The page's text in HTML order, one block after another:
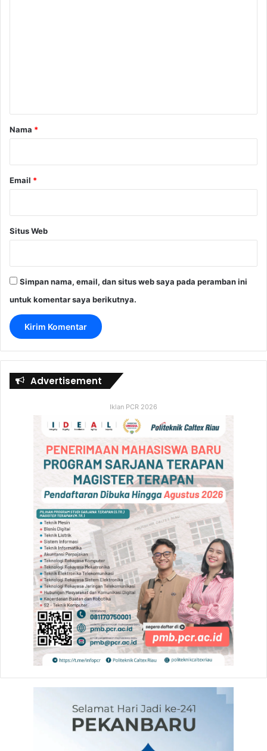
r
Nama *
Email *
Situs Web
Simpan nama, email, dan situs web saya pada peramban ini
untuk komentar saya berikutnya.
Advertisement
Iklan PCR 2026